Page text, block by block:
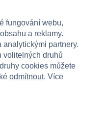
Máte zkušenost s
Napište recenzi a pomozte
fungování webu,
a reklamy.
analytickými partnery.
volitelných druhů
cookies můžete
odmítnout. Více